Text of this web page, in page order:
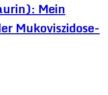
Mein
Mukoviszidose-